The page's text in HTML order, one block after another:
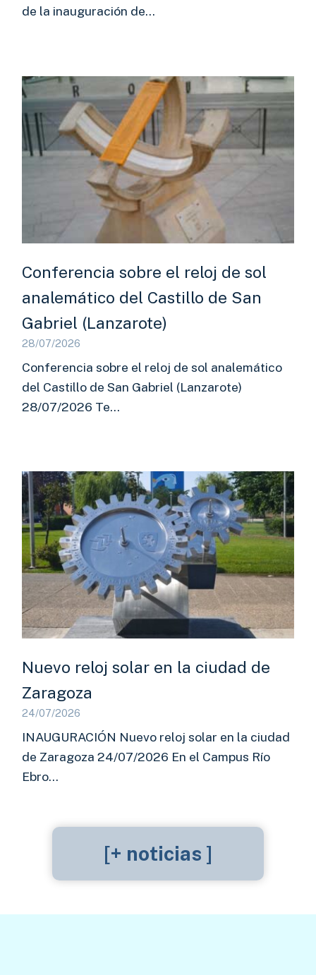
de la inauguración de…
Conferencia sobre el reloj de sol
analemático del Castillo de San
Gabriel (Lanzarote)
28/07/2026
Conferencia sobre el reloj de sol analemático
del Castillo de San Gabriel (Lanzarote)
28/07/2026 Te…
Nuevo reloj solar en la ciudad de
Zaragoza
24/07/2026
INAUGURACIÓN Nuevo reloj solar en la ciudad
de Zaragoza 24/07/2026 En el Campus Río
Ebro…
[+ noticias ]